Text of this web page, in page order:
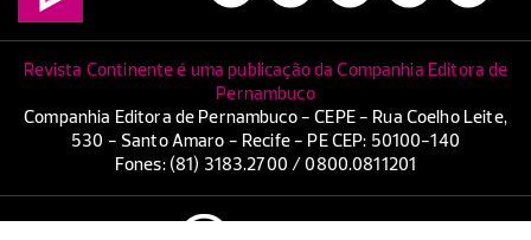
Revista Continente é uma publicação da Companhia Editora de
Pernambuco
Companhia Editora de Pernambuco - CEPE - Rua Coelho Leite,
530 - Santo Amaro - Recife - PE CEP: 50100-140
Fones: (81) 3183.2700 / 0800.0811201